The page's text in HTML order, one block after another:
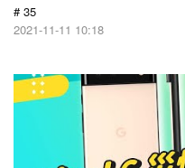
# 35
2021-11-11 10:18